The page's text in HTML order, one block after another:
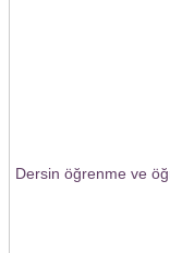
Dersin öğrenme ve